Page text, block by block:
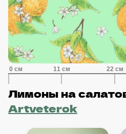
Лимоны на
Artveterok